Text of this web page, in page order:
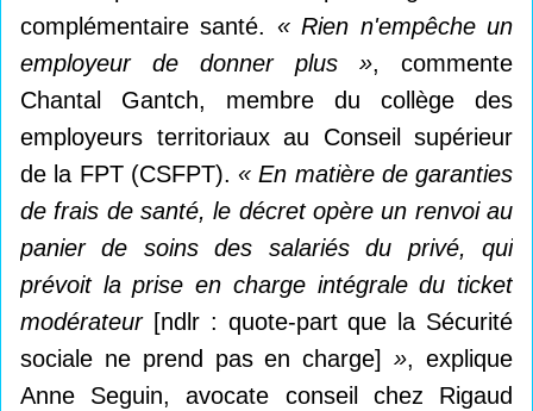
complémentaire santé. « Rien n'empêche un
employeur de donner plus », commente
Chantal Gantch, membre du collège des
employeurs territoriaux au Conseil supérieur
de la FPT (CSFPT). « En matière de garanties
de frais de santé, le décret opère un renvoi au
panier de soins des salariés du privé, qui
prévoit la prise en charge intégrale du ticket
modérateur [ndlr : quote-part que la Sécurité
sociale ne prend pas en charge]», explique
Anne Seguin, avocate conseil chez Rigaud